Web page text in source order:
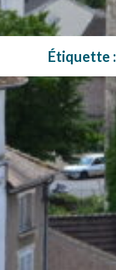
Étiquette :